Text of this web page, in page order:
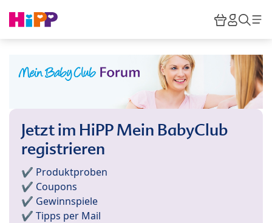
HiPP
Jetzt im HiPP Mein BabyClub
registrieren
✔️ Produktproben
✔️ Coupons
✔️ Gewinnspiele
✔️ Tipps per Mail